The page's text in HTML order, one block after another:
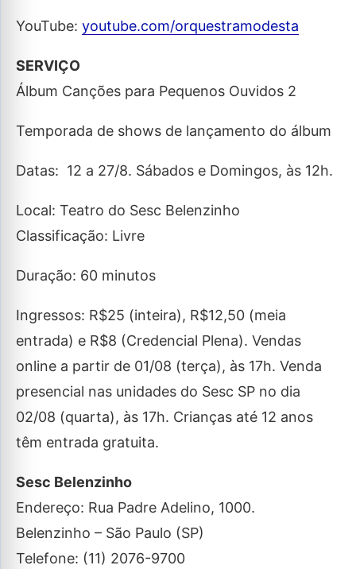
YouTube: youtube.com/orquestramodesta
SERVIÇO
Álbum Canções para Pequenos Ouvidos 2
Temporada de shows de lançamento do álbum
Datas: 12 a 27/8. Sábados e Domingos, às 12h.
Local: Teatro do Sesc Belenzinho
Classificação: Livre
Duração: 60 minutos
Ingressos: R$25 (inteira), R$12,50 (meia
entrada) e R$8 (Credencial Plena). Vendas
online a partir de 01/08 (terça), às 17h. Venda
presencial nas unidades do Sesc SP no dia
02/08 (quarta), às 17h. Crianças até 12 anos
têm entrada gratuita.
Sesc Belenzinho
Endereço: Rua Padre Adelino, 1000.
Belenzinho – São Paulo (SP)
Telefone: (11) 2076-9700